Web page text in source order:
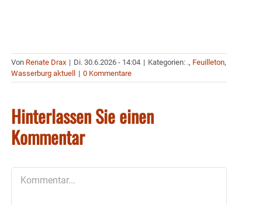
Von Renate Drax | Di. 30.6.2026 - 14:04 | Kategorien: ., Feuilleton,
Wasserburg aktuell
| 0 Kommentare
Hinterlassen Sie einen
Kommentar